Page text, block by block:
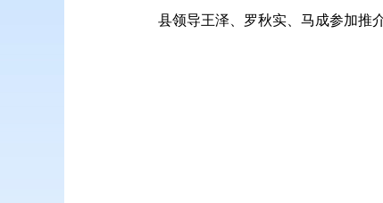
县领导王泽、罗秋实、马成参加推介